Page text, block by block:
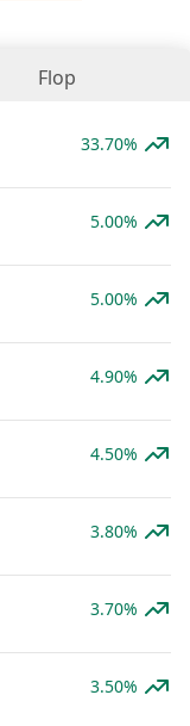
Flop
33.70%
5.00%
5.00%
4.90%
4.50%
3.80%
3.70%
3.50%